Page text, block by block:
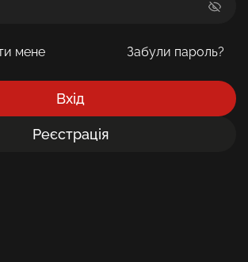
мене Забули пароль?
Вхід
Реєстрація